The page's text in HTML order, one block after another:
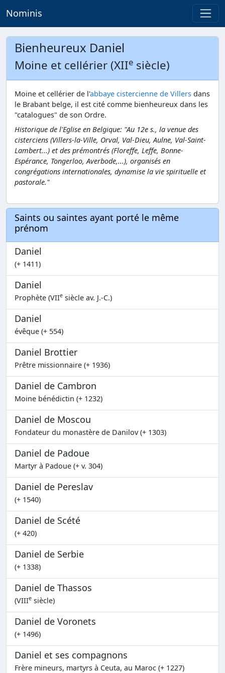
Nominis
Bienheureux Daniel
Moine et cellérier (XIIe siècle)
Moine et cellérier de l'abbaye cistercienne de Villers dans
le Brabant belge, il est cité comme bienheureux dans les
"catalogues" de son Ordre.
Historique de l'Eglise en Belgique: "Au 12e s., la venue des
cisterciens (Villers-la-Ville, Orval, Val-Dieu, Aulne, Val-Saint-
Lambert...) et des prémontrés (Floreffe, Leffe, Bonne-
Espérance, Tongerloo, Averbode,...), organisés en
congrégations internationales, dynamise la vie spirituelle et
pastorale."
Saints ou saintes ayant porté le même
prénom
Daniel
(+ 1411)
Daniel
Prophète (VIIe siècle av. J.-C.)
Daniel
évêque (+ 554)
Daniel Brottier
Prêtre missionnaire (+ 1936)
Daniel de Cambron
Moine bénédictin (+ 1232)
Daniel de Moscou
Fondateur du monastère de Danilov (+ 1303)
Daniel de Padoue
Martyr à Padoue (+ v. 304)
Daniel de Pereslav
(+ 1540)
Daniel de Scété
(+ 420)
Daniel de Serbie
(+ 1338)
Daniel de Thassos
(VIIIe siècle)
Daniel de Voronets
(+ 1496)
Daniel et ses compagnons
Frère mineurs, martyrs à Ceuta, au Maroc (+ 1227)